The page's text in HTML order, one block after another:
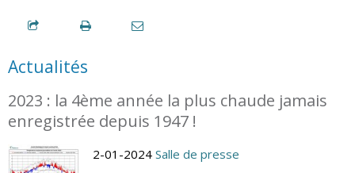
Actualités
2023 : la 4ème année la plus chaude jamais
enregistrée depuis 1947 !
2-01-2024 Salle de presse